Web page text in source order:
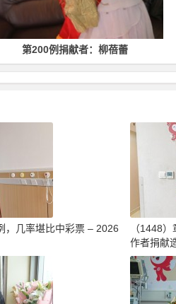
第500例捐献者：林均
，几率堪比中彩票 – 2026
（1448
作者捐献